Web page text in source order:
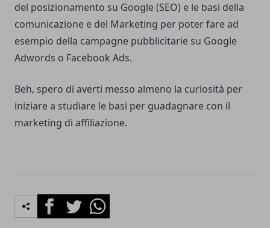
del posizionamento su Google (SEO) e le basi della
comunicazione e del Marketing per poter fare ad
esempio della campagne pubblicitarie su Google
Adwords o Facebook Ads.
Beh, spero di averti messo almeno la curiosità per
iniziare a studiare le basi per guadagnare con il
marketing di affiliazione.
FacebookTwitterWhatsapp